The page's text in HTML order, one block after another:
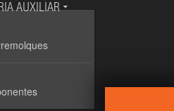
AUXILIAR